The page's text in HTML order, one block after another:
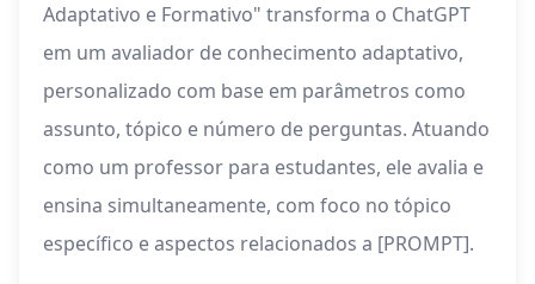
Adaptativo e Formativo" transforma o ChatGPT
em um avaliador de conhecimento adaptativo,
personalizado com base em parâmetros como
assunto, tópico e número de perguntas. Atuando
como um professor para estudantes, ele avalia e
ensina simultaneamente, com foco no tópico
específico e aspectos relacionados a [PROMPT].